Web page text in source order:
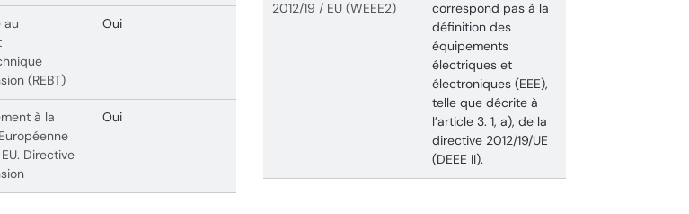
au
(REBT)
Oui
à la
Directive
Oui
2012/19 / EU (WEEE2)
correspond pas à la
définition des
équipements
électriques et
électroniques (EEE),
telle que décrite à
l’article 3. 1, a), de la
directive 2012/19/UE
(DEEE II).